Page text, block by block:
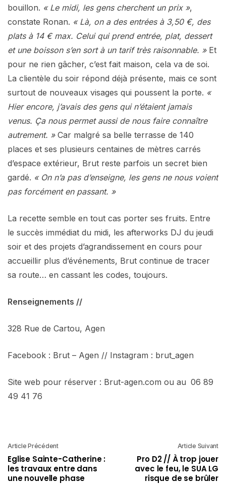
bouillon. « Le midi, les gens cherchent un prix »,
constate Ronan. « Là, on a des entrées à 3,50 €, des
plats à 14 € max. Celui qui prend entrée, plat, dessert
et une boisson s’en sort à un tarif très raisonnable. » Et
pour ne rien gâcher, c’est fait maison, cela va de soi.
La clientèle du soir répond déjà présente, mais ce sont
surtout de nouveaux visages qui poussent la porte. «
Hier encore, j’avais des gens qui n’étaient jamais
venus. Ça nous permet aussi de nous faire connaître
autrement. » Car malgré sa belle terrasse de 140
places et ses plusieurs centaines de mètres carrés
d’espace extérieur, Brut reste parfois un secret bien
gardé. « On n’a pas d’enseigne, les gens ne nous voient
pas forcément en passant. »
La recette semble en tout cas porter ses fruits. Entre
le succès immédiat du midi, les afterworks DJ du jeudi
soir et des projets d’agrandissement en cours pour
accueillir plus d’événements, Brut continue de tracer
sa route… en cassant les codes, toujours.
Renseignements //
328 Rue de Cartou, Agen
Facebook : Brut – Agen // Instagram : brut_agen
Site web pour réserver : Brut-agen.com ou au 06 89
49 41 76
Article Précédent
Eglise Sainte-Catherine :
les travaux entre dans
une nouvelle phase
Article Suivant
Pro D2 // À trop jouer
avec le feu, le SUA LG
risque de se brûler